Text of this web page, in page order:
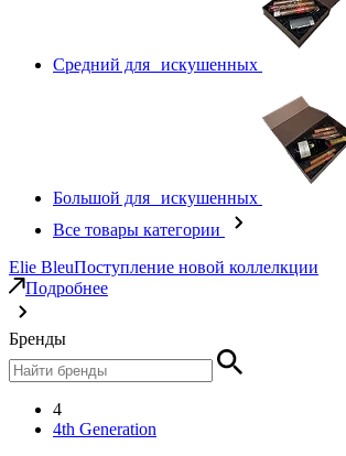
Средний для искушенных
Большой для искушенных
Все товары категории
Elie BleuПоступление новой коллелкции
Подробнее
Бренды
4
4th Generation